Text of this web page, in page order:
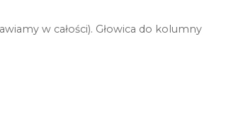
w całości). Głowica do kolumny